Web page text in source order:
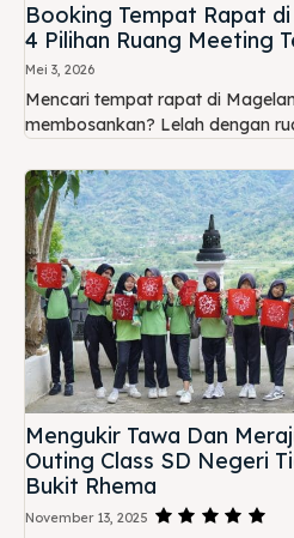
Booking Tempat Rapat
4 Pilihan Ruang Meeting
Mei 3, 2026
Mencari tempat rapat di
membosankan? Lelah dengan
Mengukir Tawa Dan
Outing Class SD Negeri
Bukit Rhema
November 13, 2025